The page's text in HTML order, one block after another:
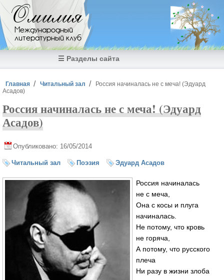
Перейти к основному содержанию
Омилия
Международный
литературный клуб
☰ Разделы сайта
Вы здесь
Главная Читальный зал
Россия начиналась не с меча! (Эдуард
Асадов)
Россия начиналась не с меча! (Эдуард
Асадов)
Опубликовано: 16/05/2014
Читальный зал Поэзия Эдуард Асадов
Россия начиналась
не с меча,
Она с косы и плуга
начиналась.
Не потому, что кровь
не горяча,
А потому, что русского
плеча
Ни разу в жизни злоба